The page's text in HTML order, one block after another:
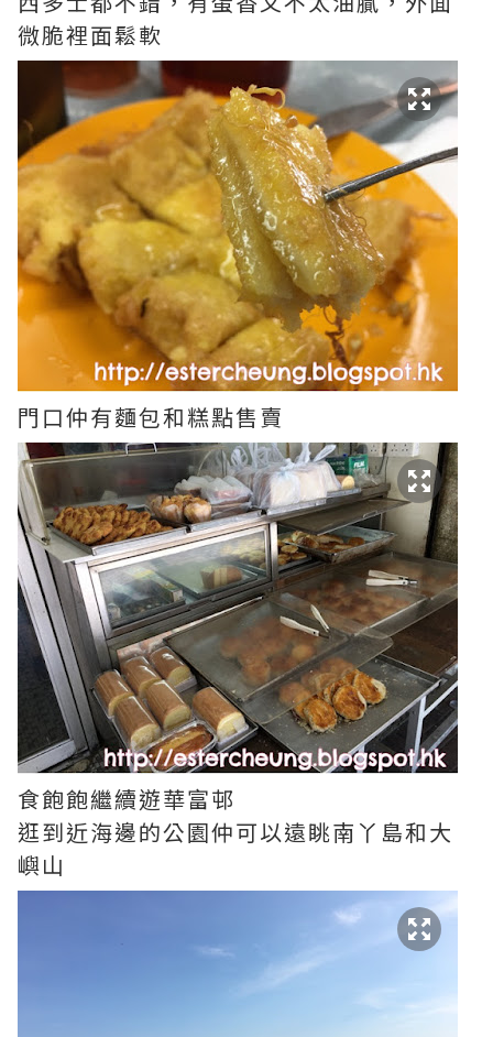
微脆裡面鬆軟
門口仲有麵包和糕點售賣
食飽飽繼續遊華富邨
逛到近海邊的公園仲可以遠眺南丫島和大
嶼山